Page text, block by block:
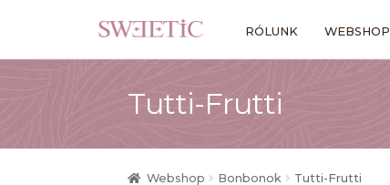
a
navigációhoz
a
tartalomba
RÓLUNK WEBSHOP
Tutti-Frutti
Webshop Bonbonok Tutti-Frutti